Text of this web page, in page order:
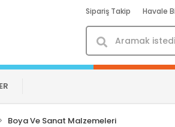
Sipariş Takip Havale
Boya Ve Sanat Malzemeleri